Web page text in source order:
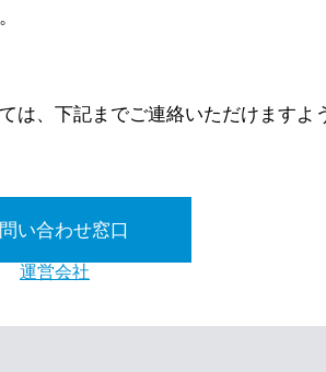
は、下記までご連絡いただけますよ
い合わせ窓口
運営会社